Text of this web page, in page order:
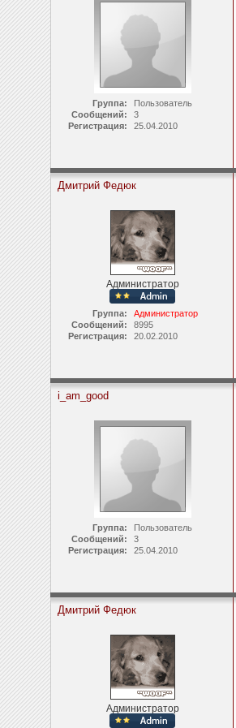
Группа:
Пользователь
Сообщений:
3
Регистрация:
25.04.2010
Дмитрий Федюк
Администратор
Группа:
Администратор
Сообщений:
8995
Регистрация:
20.02.2010
i_am_good
Группа:
Пользователь
Сообщений:
3
Регистрация:
25.04.2010
Дмитрий Федюк
Администратор